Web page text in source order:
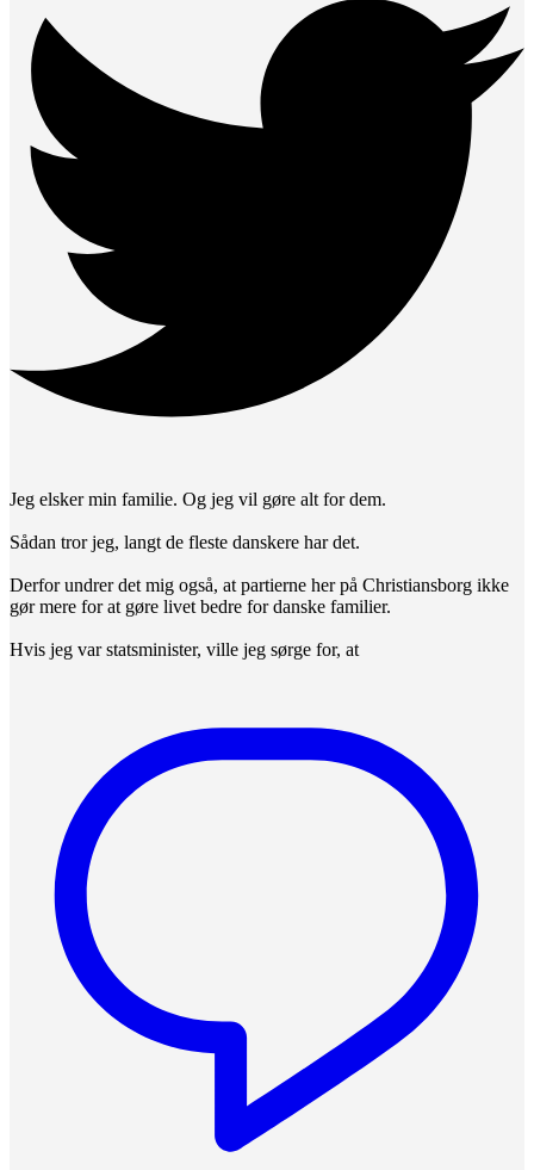
Jeg elsker min familie. Og jeg vil gøre alt for dem.
Sådan tror jeg, langt de fleste danskere har det.
Derfor undrer det mig også, at partierne her på Christiansborg ikke
gør mere for at gøre livet bedre for danske familier.
Hvis jeg var statsminister, ville jeg sørge for, at